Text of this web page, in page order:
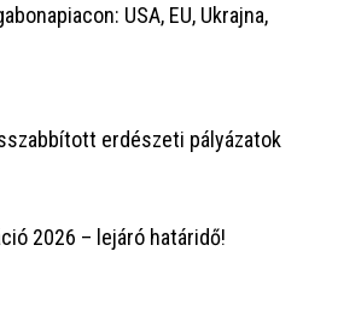
USA, EU, Ukrajna,
erdészeti pályázatok
2026 – lejáró határidő!